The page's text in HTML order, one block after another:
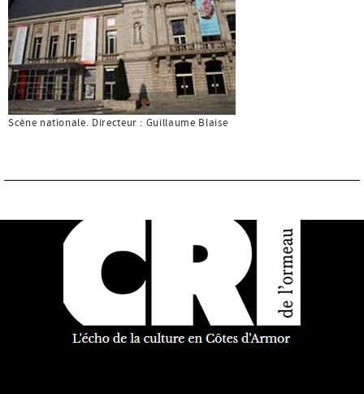
Scène nationale. Directeur : Guillaume Blaise